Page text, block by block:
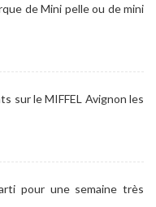
de Mini pelle ou de mini
sur le MIFFEL Avignon les
pour une semaine très